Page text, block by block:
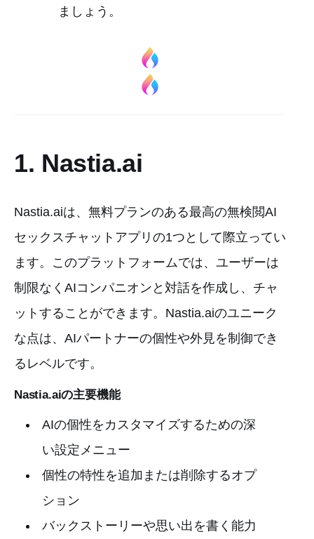
ましょう。
1. Nastia.ai
Nastia.aiは、無料プランのある最高の無検閲AI
セックスチャットアプリの1つとして際立ってい
ます。このプラットフォームでは、ユーザーは
制限なくAIコンパニオンと対話を作成し、チャ
ットすることができます。Nastia.aiのユニーク
な点は、AIパートナーの個性や外見を制御でき
るレベルです。
Nastia.aiの主要機能
AIの個性をカスタマイズするための深
い設定メニュー
個性の特性を追加または削除するオプ
ション
バックストーリーや思い出を書く能力